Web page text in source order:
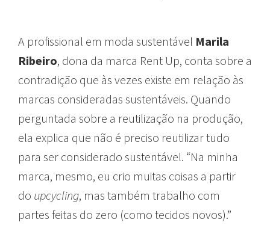
A profissional em moda sustentável Marila
Ribeiro, dona da marca Rent Up, conta sobre a
contradição que às vezes existe em relação às
marcas consideradas sustentáveis. Quando
perguntada sobre a reutilização na produção,
ela explica que não é preciso reutilizar tudo
para ser considerado sustentável. “Na minha
marca, mesmo, eu crio muitas coisas a partir
do upcycling, mas também trabalho com
partes feitas do zero (como tecidos novos).”